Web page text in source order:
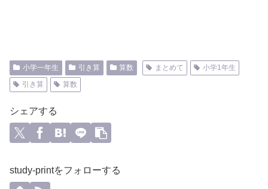
小学一年生 引き算 算数 まとめて
小学1年生
引き算
算数
シェアする
study-printをフォローする